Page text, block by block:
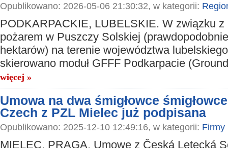
Opublikowano: 2026-05-06 21:30:32, w kategorii:
PODKARPACKIE, LUBELSKIE. W związku z
pożarem w Puszczy Solskiej
hektarów) na terenie województwa
skierowano moduł GFFF Podkarpacie
więcej »
Umowa na dwa śmigłowce
Czech z PZL Mielec już podpisana
Opublikowano: 2025-12-10 12:49:16, w kategorii: Firmy
MIELEC, PRAGA. Umowę z Česká Letecká